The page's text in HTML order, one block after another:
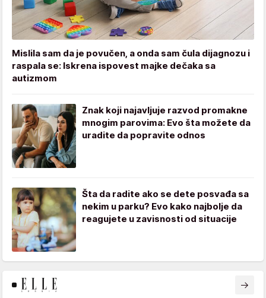
Mislila sam da je povučen, a onda sam čula dijagnozu i
raspala se: Iskrena ispovest majke dečaka sa
autizmom
Znak koji najavljuje razvod promakne
mnogim parovima: Evo šta možete da
uradite da popravite odnos
Šta da radite ako se dete posvađa sa
nekim u parku? Evo kako najbolje da
reagujete u zavisnosti od situacije